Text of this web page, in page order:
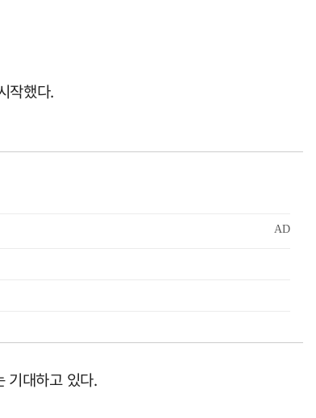
작했다.
기대하고 있다.